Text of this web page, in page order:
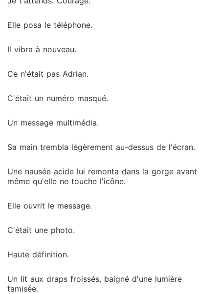
Elle posa le téléphone.
Il vibra à nouveau.
Ce n'était pas Adrian.
C'était un numéro masqué.
Un message multimédia.
Sa main trembla légèrement au-dessus de l'écran.
Une nausée acide lui remonta dans la gorge avant
même qu'elle ne touche l'icône.
Elle ouvrit le message.
C'était une photo.
Haute définition.
Un lit aux draps froissés, baigné d'une lumière
tamisée.